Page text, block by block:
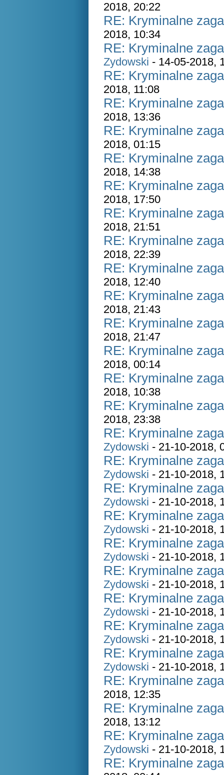
2018, 20:22
RE: Kryminalne
2018, 10:34
RE: Kryminalne
Zydowski - 14-05-2018,
RE: Kryminalne
2018, 11:08
RE: Kryminalne
2018, 13:36
RE: Kryminalne
2018, 01:15
RE: Kryminalne
2018, 14:38
RE: Kryminalne
2018, 17:50
RE: Kryminalne
2018, 21:51
RE: Kryminalne
2018, 22:39
RE: Kryminalne
2018, 12:40
RE: Kryminalne
2018, 21:43
RE: Kryminalne
2018, 21:47
RE: Kryminalne
2018, 00:14
RE: Kryminalne
2018, 10:38
RE: Kryminalne
2018, 23:38
RE: Kryminalne
Zydowski - 21-10-2018,
RE: Kryminalne
Zydowski - 21-10-2018,
RE: Kryminalne
Zydowski - 21-10-2018,
RE: Kryminalne
Zydowski - 21-10-2018,
RE: Kryminalne
Zydowski - 21-10-2018,
RE: Kryminalne
Zydowski - 21-10-2018,
RE: Kryminalne
Zydowski - 21-10-2018,
RE: Kryminalne
Zydowski - 21-10-2018,
RE: Kryminalne
Zydowski - 21-10-2018,
RE: Kryminalne
2018, 12:35
RE: Kryminalne
2018, 13:12
RE: Kryminalne
Zydowski - 21-10-2018,
RE: Kryminalne